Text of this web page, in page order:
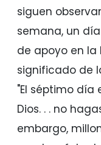
siguen
semana, un
de apoyo en la
significado de
"El séptimo día
Dios. . . no
embargo,